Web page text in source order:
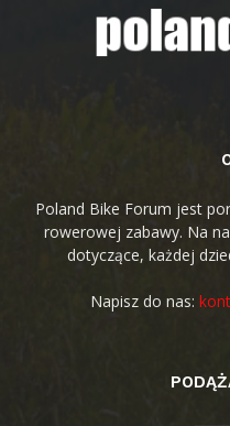
Poland Bike Forum jest
rowerowej zabawy. Na
dotyczące, każdej
Napisz do nas: